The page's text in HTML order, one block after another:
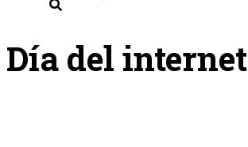
Día del internet